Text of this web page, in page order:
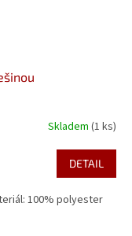
Skladem (1 ks)
DETAIL
100% polyester